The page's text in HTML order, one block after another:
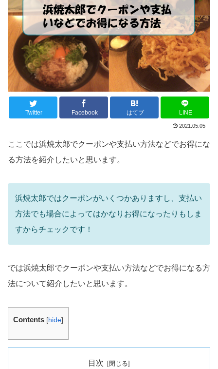
Twitter Facebook はてブ LINE
2021.05.05
ここでは浜焼太郎でクーポンや支払い方法などでお得にな
る方法を紹介したいと思います。
浜焼太郎ではクーポンがいくつかありますし、支払い
方法でも場合によってはかなりお得になったりもしま
すからチェックです！
では浜焼太郎でクーポンや支払い方法などでお得になる方
法について紹介したいと思います。
Contents [hide]
目次